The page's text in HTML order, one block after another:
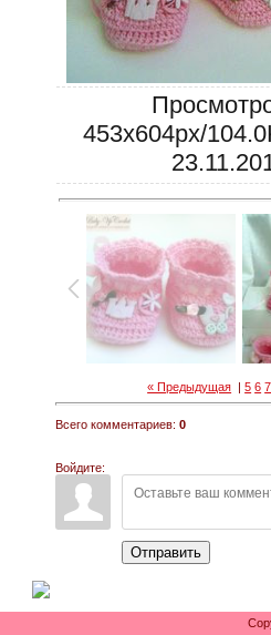
453x604px/
« Предыдущая |5 6 7
Всего комментариев: 0
Войдите:
Отправить